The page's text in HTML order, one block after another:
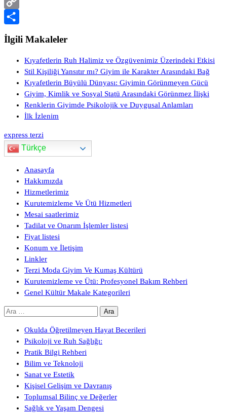
PrintFriendly
Copy
Link
Share
İlgili Makaleler
Kıyafetlerin Ruh Halimiz ve Özgüvenimiz Üzerindeki Etkisi
Stil Kişiliği Yansıtır mı? Giyim ile Karakter Arasındaki Bağ
Kıyafetlerin Büyülü Dünyası: Giyimin Görünmeyen Gücü
Giyim, Kimlik ve Sosyal Statü Arasındaki Görünmez İlişki
Renklerin Giyimde Psikolojik ve Duygusal Anlamları
İlk İzlenim
express terzi
Türkçe
Anasayfa
Hakkımızda
Hizmetlerimiz
Kurutemizleme Ve Ütü Hizmetleri
Mesai saatlerimiz
Tadilat ve Onarım İşlemler listesi
Fiyat listesi
Konum ve İletişim
Linkler
Terzi Moda Giyim Ve Kumaş Kültürü
Kurutemizleme ve Ütü: Profesyonel Bakım Rehberi
Genel Kültür Makale Kategorileri
Arama:
Okulda Öğretilmeyen Hayat Becerileri
Psikoloji ve Ruh Sağlığı:
Pratik Bilgi Rehberi
Bilim ve Teknoloji
Sanat ve Estetik
Kişisel Gelişim ve Davranış
Toplumsal Bilinç ve Değerler
Sağlık ve Yaşam Dengesi